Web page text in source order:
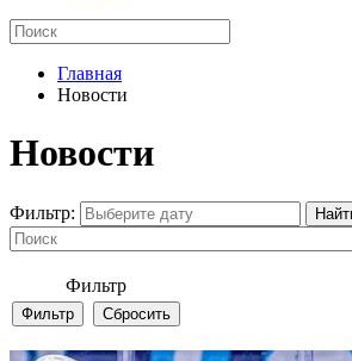
Главная
Новости
Новости
Фильтр:
Фильтр